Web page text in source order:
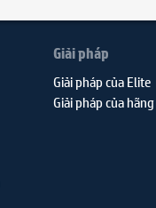
Giải pháp
Giải pháp của Elite
Giải pháp của hãng